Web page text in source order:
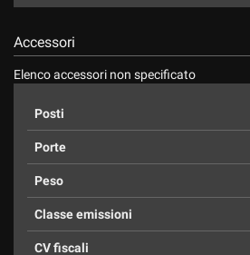
Accessori
Elenco accessori non specificato
Posti
Porte
Peso
Classe emissioni
CV fiscali